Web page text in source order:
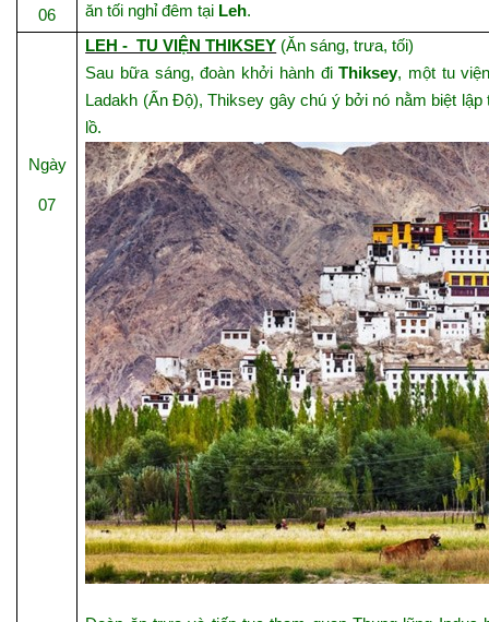
06
ăn tối nghỉ đêm tại Leh.
Ngày
07
LEH - TU VIỆN THIKSEY (Ăn sáng, trưa, tối)
Sau bữa sáng, đoàn khởi hành điThiksey, một tu
Ladakh (Ấn Độ), Thiksey gây chú ý bởi nó nằm biệt
lồ.